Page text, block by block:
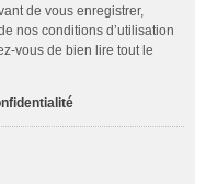
de vous enregistrer,
nos conditions d’utilisation
vous de bien lire tout le